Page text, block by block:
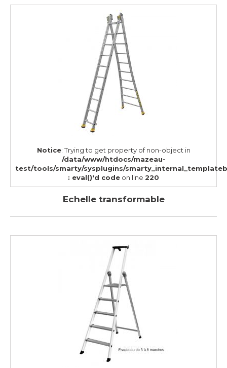
Notice: Trying to get property of non-object in
/data/www/htdocs/mazeau-
test/tools/smarty/sysplugins/
: eval()'d code on line 220
Echelle transformable